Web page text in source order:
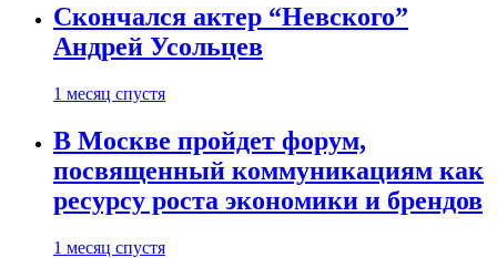
Скончался актер “Невского”
Андрей Усольцев
1 месяц спустя
В Москве пройдет форум,
посвященный коммуникациям как
ресурсу роста экономики и брендов
1 месяц спустя